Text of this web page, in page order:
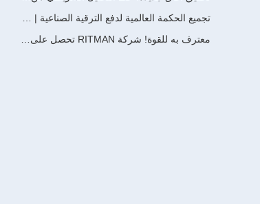
معترف به للقوة! شركة RITMAN تحصل على طلب آخر من المملكة العربية السعودية